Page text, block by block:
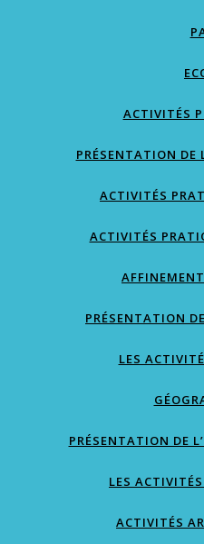
ACTIVITÉS
PRÉSENTATION DE
ACTIVITÉS
ACTIVITÉS
PRÉSENTATION
LES
PRÉSENTATION DE
LES
ACTIVITÉS